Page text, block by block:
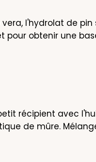
l'hydrolat de
pour obtenir une
récipient avec
de mûre.